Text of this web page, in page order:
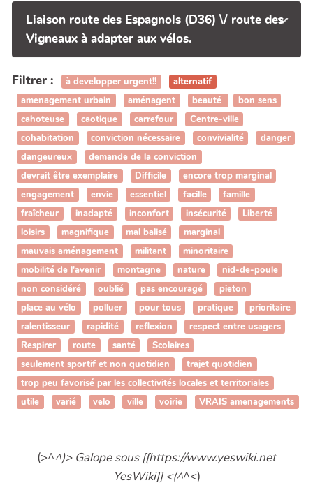
Liaison route des Espagnols (D36) \/ route des
Vigneaux à adapter aux vélos.
Filtrer : à developper urgent!!
alternatif
amenagement urbain
aménagent beauté
bon sens
cahoteuse
caotique carrefour
Centre-ville
cohabitation
conviction nécessaire convivialité
danger
dangeureux
demande de la conviction
devrait être exemplaire
Difficile
encore trop marginal
engagement
envie essentiel facille
famille
fraîcheur
inadapté inconfort insécurité
Liberté
loisirs
magnifique mal balisé
marginal
mauvais aménagement
militant
minoritaire
mobilité de l'avenir
montagne nature
nid-de-poule
non considéré
oublié pas encouragé
pieton
place au vélo
polluer pour tous pratique
prioritaire
ralentisseur
rapidité reflexion
respect entre usagers
Respirer
route santé
Scolaires
seulement sportif et non quotidien
trajet quotidien
trop peu favorisé par les collectivités locales et territoriales
utile
varié velo ville voirie VRAIS amenagements
(>^^)> Galope sous [[https://www.yeswiki.net
YesWiki]] <(^^<)